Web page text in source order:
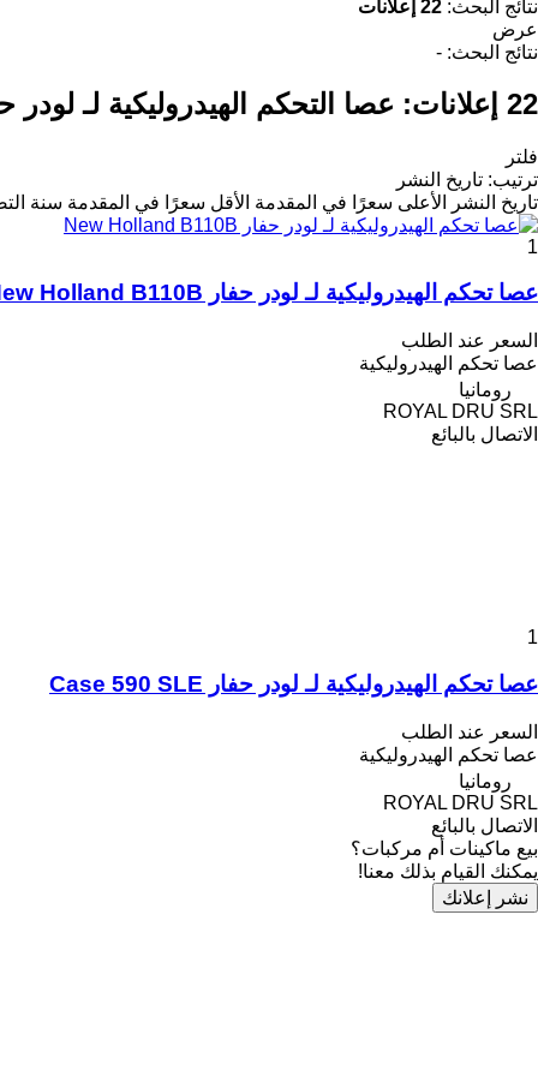
نتائج البحث: 22 إعلانات
عرض
نتائج البحث: -
22 إعلانات: عصا التحكم الهيدروليكية لـ لودر
فلتر
ترتيب: تاريخ النشر
تاريخ النشر
الأعلى سعرًا في المقدمة الأقل سعرًا في المقدمة سنة
1
عصا تحكم الهيدروليكية لـ لودر حفار New Holland B110B
السعر عند الطلب
عصا تحكم الهيدروليكية
رومانيا
ROYAL DRU SRL
الاتصال بالبائع
1
عصا تحكم الهيدروليكية لـ لودر حفار Case 590 SLE
السعر عند الطلب
عصا تحكم الهيدروليكية
رومانيا
ROYAL DRU SRL
الاتصال بالبائع
بيع ماكينات أم مركبات؟
يمكنك القيام بذلك معنا!
نشر إعلانك